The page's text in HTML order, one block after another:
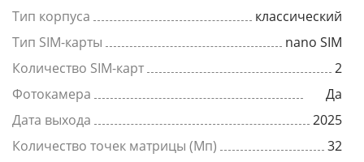
Тип корпуса
классический
Тип SIM-карты
nano SIM
Количество SIM-карт
2
Фотокамера
Да
Дата выхода
2025
Количество точек матрицы (Мп)
32